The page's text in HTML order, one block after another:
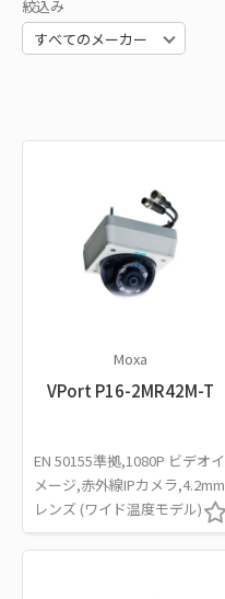
絞込み
Moxa
VPort P16-2MR42M-T
EN 50155準拠,1080P ビデオイ
メージ,赤外線IPカメラ,4.2mm
レンズ (ワイド温度モデル)